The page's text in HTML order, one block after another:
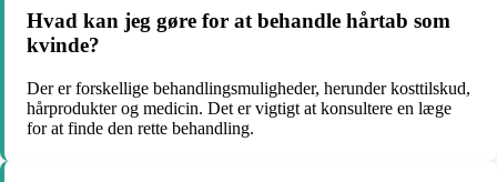
Hvad kan jeg gøre for at behandle hårtab som
kvinde?
Der er forskellige behandlingsmuligheder, herunder kosttilskud,
hårprodukter og medicin. Det er vigtigt at konsultere en læge
for at finde den rette behandling.